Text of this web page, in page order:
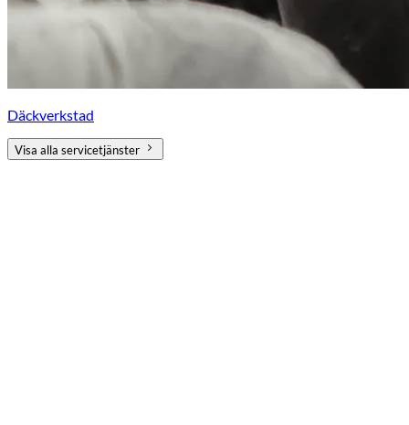
Däckverkstad
Visa alla servicetjänster